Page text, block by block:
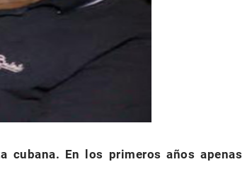
cubana. En los primeros años apenas